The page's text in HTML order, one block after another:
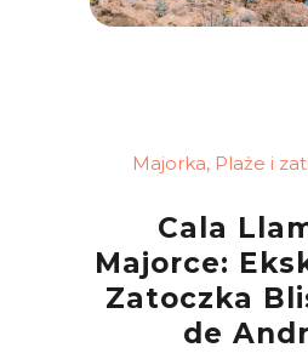
Majorka, Plaże i
Cala
Majorce:
Zatoczka
de